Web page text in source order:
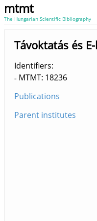
mtmt
The Hungarian Scientific Bibliography
Távoktatás és
Identifiers
MTMT: 18236
Publications
Parent institutes